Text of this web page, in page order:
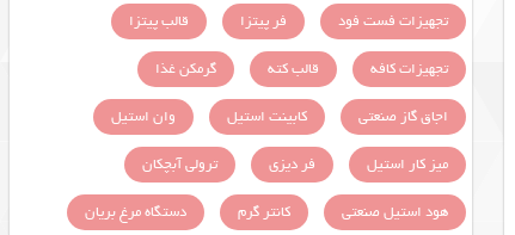
تجهیزات فست فود
فر پیتزا
قالب پیتزا
تجهیزات کافه
قالب کته
گرمکن غذا
اجاق گاز صنعتی
کابینت استیل
وان استیل
میز کار استیل
فر دیزی
ترولی آبچکان
هود استیل صنعتی
کانتر گرم
دستگاه مرغ بریان